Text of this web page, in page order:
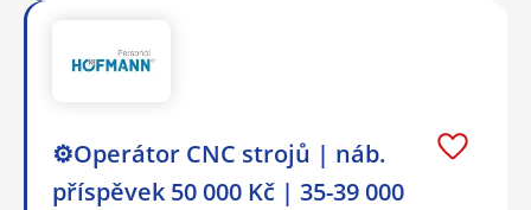
⚙️Operátor CNC strojů ️| náb.
příspěvek 50 000 Kč | 35-39 000